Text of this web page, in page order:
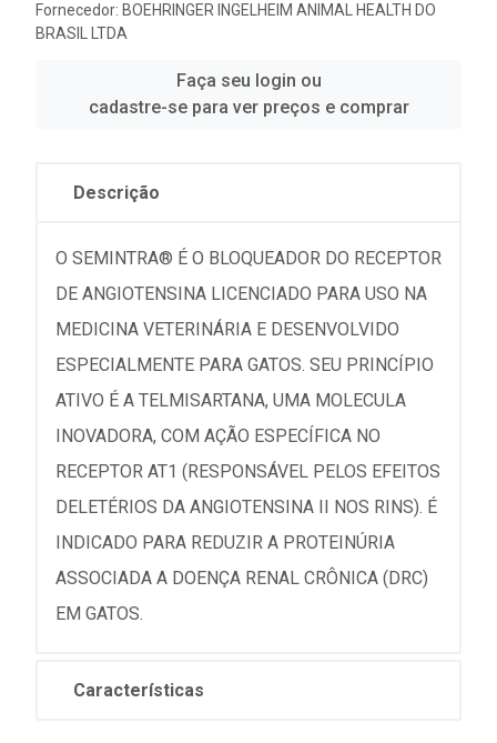
Fornecedor: BOEHRINGER INGELHEIM ANIMAL HEALTH DO
BRASIL LTDA
Faça seu login ou
cadastre-se para ver preços e comprar
Descrição
O SEMINTRA® É O BLOQUEADOR DO RECEPTOR
DE ANGIOTENSINA LICENCIADO PARA USO NA
MEDICINA VETERINÁRIA E DESENVOLVIDO
ESPECIALMENTE PARA GATOS. SEU PRINCÍPIO
ATIVO É A TELMISARTANA, UMA MOLECULA
INOVADORA, COM AÇÃO ESPECÍFICA NO
RECEPTOR AT1 (RESPONSÁVEL PELOS EFEITOS
DELETÉRIOS DA ANGIOTENSINA II NOS RINS). É
INDICADO PARA REDUZIR A PROTEINÚRIA
ASSOCIADA A DOENÇA RENAL CRÔNICA (DRC)
EM GATOS.
Características